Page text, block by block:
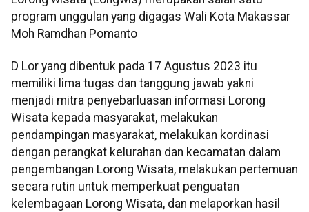
program unggulan yang digagas Wali Kota Makassar
Moh Ramdhan Pomanto
D Lor yang dibentuk pada 17 Agustus 2023 itu
memiliki lima tugas dan tanggung jawab yakni
menjadi mitra penyebarluasan informasi Lorong
Wisata kepada masyarakat, melakukan
pendampingan masyarakat, melakukan kordinasi
dengan perangkat kelurahan dan kecamatan dalam
pengembangan Lorong Wisata, melakukan pertemuan
secara rutin untuk memperkuat penguatan
kelembagaan Lorong Wisata, dan melaporkan hasil